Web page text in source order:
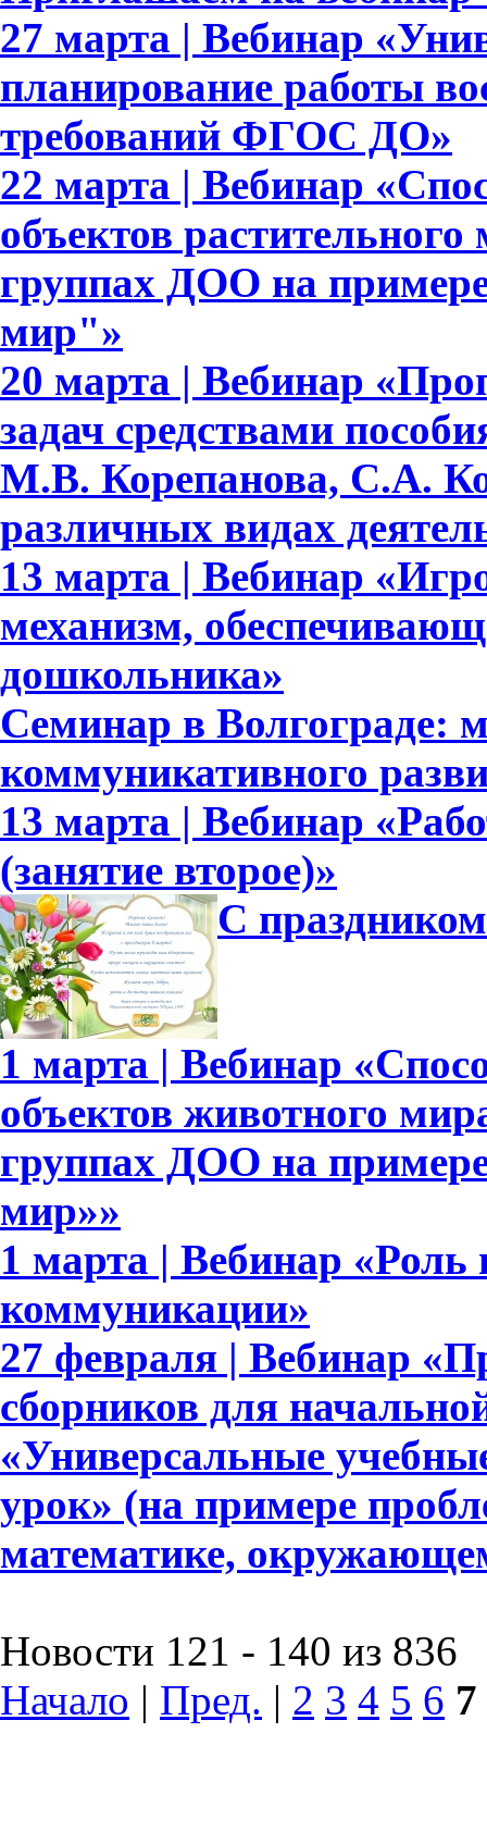
27 марта | Вебинар
планирование работы
требований ФГОС ДО»
22 марта | Вебинар
объектов
группах ДОО на
мир"»
20 марта | Вебинар
задач средствами
М.В. Корепанова, С.А.
различных видах
13 марта | Вебинар
механизм,
дошкольника»
Семинар в Волгограде:
коммуникативного
13 марта | Вебинар
(занятие второе)»
С
1 марта | Вебинар
объектов животного
группах ДОО на
мир»»
1 марта | Вебинар «Роль
коммуникации»
27 февраля | Вебинар
сборников для
«Универсальные
урок» (на примере
математике,
Новости 121 - 140 из 836
Начало | Пред. | 2 3 4 5 6 7